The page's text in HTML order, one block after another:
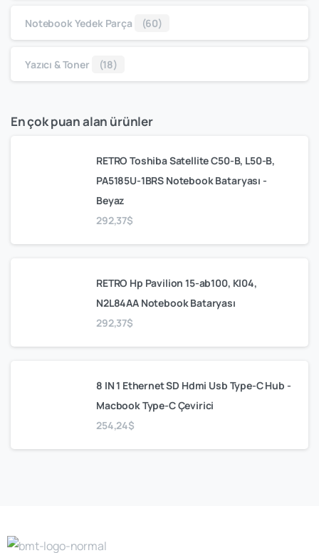
Notebook Yedek Parça (60)
Yazıcı & Toner (18)
En çok puan alan ürünler
RETRO Toshiba Satellite C50-B, L50-B,
PA5185U-1BRS Notebook Bataryası -
Beyaz
292,37$
RETRO Hp Pavilion 15-ab100, KI04,
N2L84AA Notebook Bataryası
292,37$
8 IN 1 Ethernet SD Hdmi Usb Type-C Hub -
Macbook Type-C Çevirici
254,24$